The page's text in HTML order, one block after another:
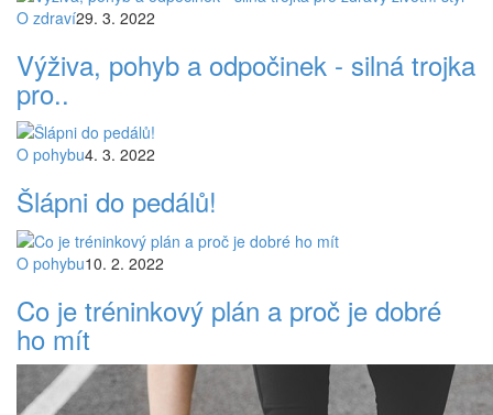
O zdraví29. 3. 2022
Výživa, pohyb a odpočinek - silná trojka
pro..
O pohybu4. 3. 2022
Šlápni do pedálů!
O pohybu10. 2. 2022
Co je tréninkový plán a proč je dobré
ho mít